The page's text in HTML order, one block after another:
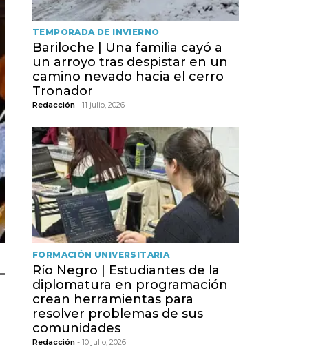
TEMPORADA DE INVIERNO
Bariloche | Una familia cayó a
un arroyo tras despistar en un
camino nevado hacia el cerro
Tronador
Redacción - 11 julio, 2026
FORMACIÓN UNIVERSITARIA
Río Negro | Estudiantes de la
diplomatura en programación
crean herramientas para
resolver problemas de sus
comunidades
Redacción - 10 julio, 2026